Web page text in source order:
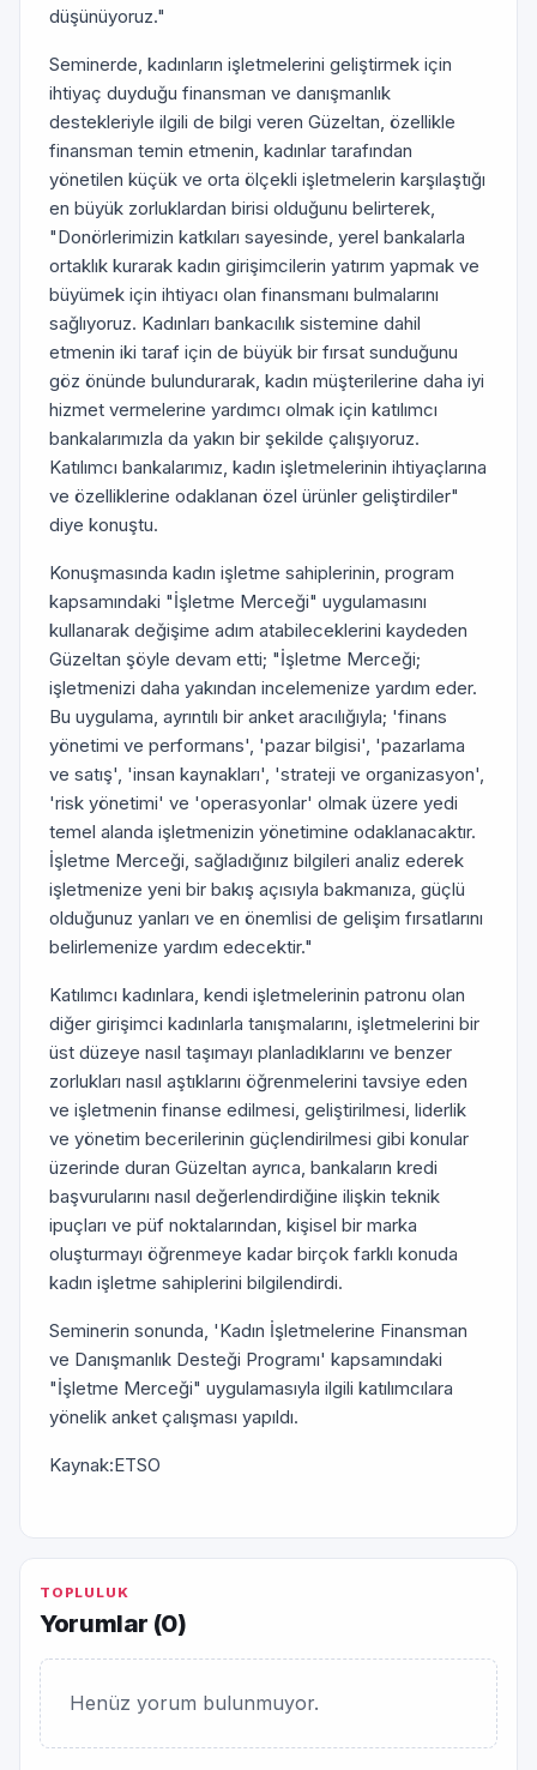
düşünüyoruz."
Seminerde, kadınların işletmelerini geliştirmek için
ihtiyaç duyduğu finansman ve danışmanlık
destekleriyle ilgili de bilgi veren Güzeltan, özellikle
finansman temin etmenin, kadınlar tarafından
yönetilen küçük ve orta ölçekli işletmelerin karşılaştığı
en büyük zorluklardan birisi olduğunu belirterek,
"Donörlerimizin katkıları sayesinde, yerel bankalarla
ortaklık kurarak kadın girişimcilerin yatırım yapmak ve
büyümek için ihtiyacı olan finansmanı bulmalarını
sağlıyoruz. Kadınları bankacılık sistemine dahil
etmenin iki taraf için de büyük bir fırsat sunduğunu
göz önünde bulundurarak, kadın müşterilerine daha iyi
hizmet vermelerine yardımcı olmak için katılımcı
bankalarımızla da yakın bir şekilde çalışıyoruz.
Katılımcı bankalarımız, kadın işletmelerinin ihtiyaçlarına
ve özelliklerine odaklanan özel ürünler geliştirdiler"
diye konuştu.
Konuşmasında kadın işletme sahiplerinin, program
kapsamındaki "İşletme Merceği" uygulamasını
kullanarak değişime adım atabileceklerini kaydeden
Güzeltan şöyle devam etti; "İşletme Merceği;
işletmenizi daha yakından incelemenize yardım eder.
Bu uygulama, ayrıntılı bir anket aracılığıyla; 'finans
yönetimi ve performans', 'pazar bilgisi', 'pazarlama
ve satış', 'insan kaynakları', 'strateji ve organizasyon',
'risk yönetimi' ve 'operasyonlar' olmak üzere yedi
temel alanda işletmenizin yönetimine odaklanacaktır.
İşletme Merceği, sağladığınız bilgileri analiz ederek
işletmenize yeni bir bakış açısıyla bakmanıza, güçlü
olduğunuz yanları ve en önemlisi de gelişim fırsatlarını
belirlemenize yardım edecektir."
Katılımcı kadınlara, kendi işletmelerinin patronu olan
diğer girişimci kadınlarla tanışmalarını, işletmelerini bir
üst düzeye nasıl taşımayı planladıklarını ve benzer
zorlukları nasıl aştıklarını öğrenmelerini tavsiye eden
ve işletmenin finanse edilmesi, geliştirilmesi, liderlik
ve yönetim becerilerinin güçlendirilmesi gibi konular
üzerinde duran Güzeltan ayrıca, bankaların kredi
başvurularını nasıl değerlendirdiğine ilişkin teknik
ipuçları ve püf noktalarından, kişisel bir marka
oluşturmayı öğrenmeye kadar birçok farklı konuda
kadın işletme sahiplerini bilgilendirdi.
Seminerin sonunda, 'Kadın İşletmelerine Finansman
ve Danışmanlık Desteği Programı' kapsamındaki
"İşletme Merceği" uygulamasıyla ilgili katılımcılara
yönelik anket çalışması yapıldı.
Kaynak:ETSO
TOPLULUK
Yorumlar (0)
Henüz yorum bulunmuyor.